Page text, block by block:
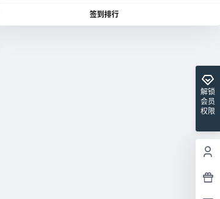
签到排行
解锁
会员
权限